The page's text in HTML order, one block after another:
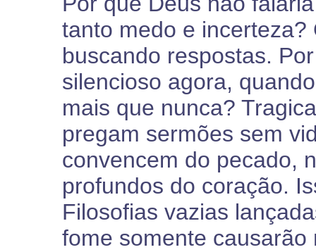
tanto medo e
buscando respostas.
silencioso agora,
mais que nunca?
pregam sermões sem
convencem do pecado,
profundos do coração.
Filosofias vazias
fome somente